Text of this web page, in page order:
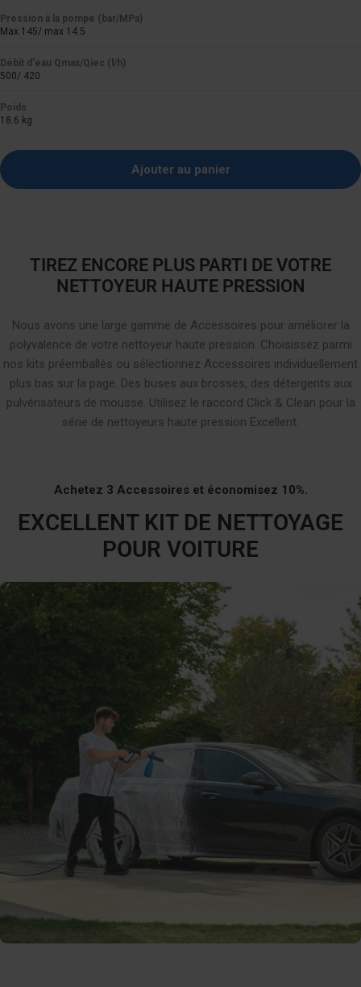
Pression à la pompe (bar/MPa)
Max 145/ max 14.5
Débit d'eau Qmax/Qiec (l/h)
500/ 420
Poids
18.6 kg
Ajouter au panier
TIREZ ENCORE PLUS PARTI DE VOTRE
NETTOYEUR HAUTE PRESSION
Nous avons une large gamme de Accessoires pour améliorer la
polyvalence de votre nettoyeur haute pression. Choisissez parmi
nos kits préemballés ou sélectionnez Accessoires individuellement
plus bas sur la page. Des buses aux brosses, des détergents aux
pulvérisateurs de mousse. Utilisez le raccord Click & Clean pour la
série de nettoyeurs haute pression Excellent.
Achetez 3 Accessoires et économisez 10%.
EXCELLENT KIT DE NETTOYAGE
POUR VOITURE